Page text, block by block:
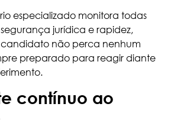
especializado monitora todas
jurídica e rapidez,
não perca nenhum
preparado para reagir diante
contínuo ao